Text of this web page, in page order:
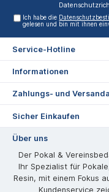
Ich habe die
gelesen und bin mit ihnen
Service-Hotline
Informationen
Zahlungs- und
Sicher Einkaufen
Über uns
Der Pokal &
Ihr Spezialist für
Resin, mit einem Fokus
Kundenservice